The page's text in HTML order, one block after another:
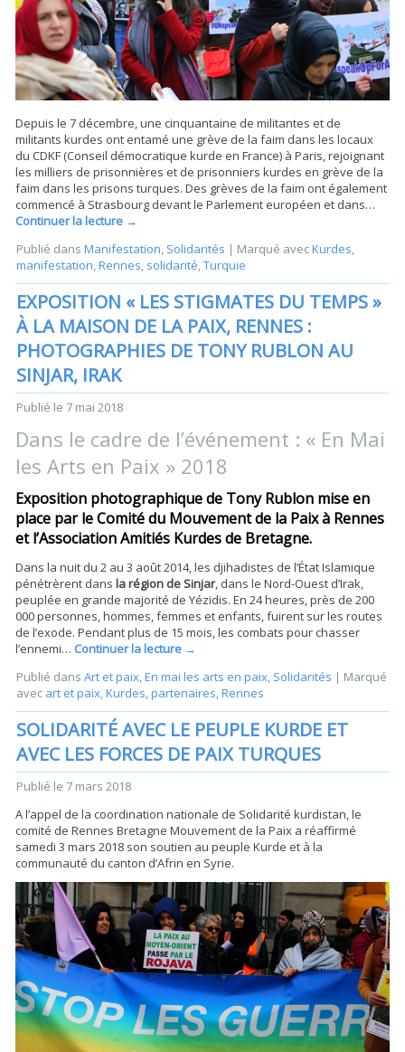
Depuis le 7 décembre, une cinquantaine de militantes et de
militants kurdes ont entamé une grève de la faim dans les locaux
du CDKF (Conseil démocratique kurde en France) à Paris, rejoignant
les milliers de prisonnières et de prisonniers kurdes en grève de la
faim dans les prisons turques. Des grèves de la faim ont également
commencé à Strasbourg devant le Parlement européen et dans…
Continuer la lecture →
Publié dans Manifestation, Solidarités | Marqué avecKurdes,
manifestation,Rennes, solidarité,Turquie
EXPOSITION « LES STIGMATES DU TEMPS »
À LA MAISON DE LA PAIX, RENNES :
PHOTOGRAPHIES DE TONY RUBLON AU
SINJAR, IRAK
Publié le 7 mai 2018
Dans le cadre de l’événement : « En Mai
les Arts en Paix » 2018
Exposition photographique de Tony Rublon mise en
place par le Comité du Mouvement de la Paix à Rennes
et l’Association Amitiés Kurdes de Bretagne.
Dans la nuit du 2 au 3 août 2014, les djihadistes de l’État Islamique
pénétrèrent dansla région de Sinjar, dans le Nord-Ouest d’Irak,
peuplée en grande majorité de Yézidis. En 24 heures, près de 200
000 personnes, hommes, femmes et enfants, fuirent sur les routes
de l’exode. Pendant plus de 15 mois, les combats pour chasser
l’ennemi… Continuer la lecture →
Publié dans Art et paix,En mai les arts en paix, Solidarités | Marqué
avec art et paix,Kurdes,partenaires,Rennes
SOLIDARITÉ AVEC LE PEUPLE KURDE ET
AVEC LES FORCES DE PAIX TURQUES
Publié le 7 mars 2018
A l’appel de la coordination nationale de Solidarité kurdistan, le
comité de Rennes Bretagne Mouvement de la Paix a réaffirmé
samedi 3 mars 2018 son soutien au peuple Kurde et à la
communauté du canton d’Afrin en Syrie.